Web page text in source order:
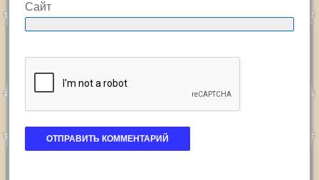
Сайт